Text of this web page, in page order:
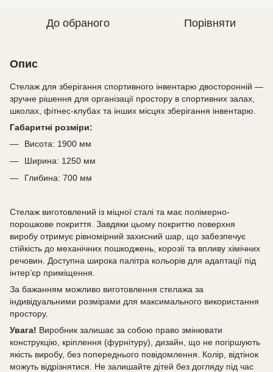
До обраного Порівняти
Опис
Стелаж для зберігання спортивного інвентарю двосторонній —
зручне рішення для організації простору в спортивних залах,
школах, фітнес-клубах та інших місцях зберігання інвентарю.
Габаритні розміри:
Висота: 1900 мм
Ширина: 1250 мм
Глибина: 700 мм
Стелаж виготовлений із міцної сталі та має полімерно-
порошкове покриття. Завдяки цьому покриттю поверхня
виробу отримує рівномірний захисний шар, що забезпечує
стійкість до механічних пошкоджень, корозії та впливу хімічних
речовин. Доступна широка палітра кольорів для адаптації під
інтер’єр приміщення.
За бажанням можливо виготовлення стелажа за
індивідуальними розмірами для максимального використання
простору.
Увага! Виробник залишає за собою право змінювати
конструкцію, кріплення (фурнітуру), дизайн, що не погіршують
якість виробу, без попереднього повідомлення. Колір, відтінок
можуть відрізнятися. Не залишайте дітей без догляду під час